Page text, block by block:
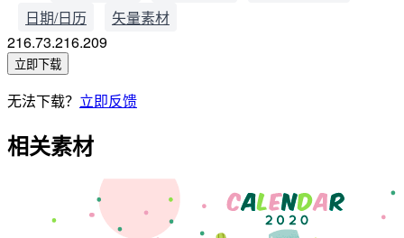
日期/日历
矢量素材
216.73.216.209
立即下载
无法下载？ 立即反馈
相关素材